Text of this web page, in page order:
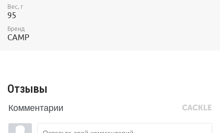
Вес, г
95
Бренд
CAMP
Отзывы
Комментарии